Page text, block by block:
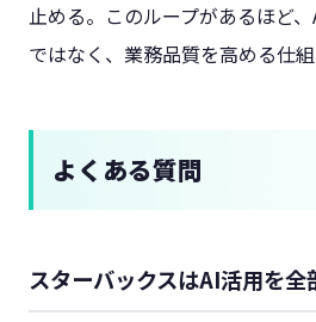
止める。このループがあるほど
ではなく、業務品質を高める仕組
よくある質問
スターバックスはAI活用を全